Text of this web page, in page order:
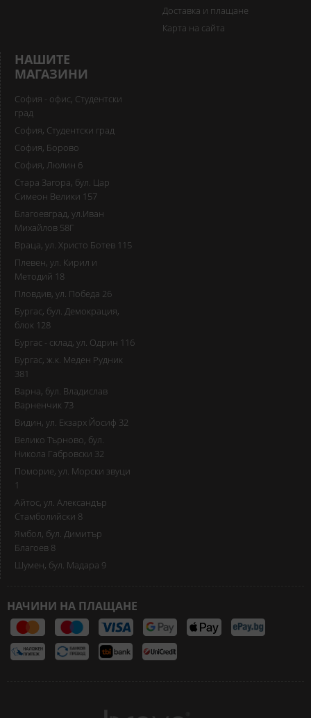
Доставка и плащане
Карта на сайта
НАШИТЕ
МАГАЗИНИ
София - офис, Студентски
град
София, Студентски град
София, Борово
София, Люлин 6
Стара Загора, бул. Цар
Симеон Велики 157
Благоевград, ул.Иван
Михайлов 58Г
Враца, ул. Христо Ботев 115
Плевен, ул. Кирил и
Методий 18
Пловдив, ул. Победа 26
Бургас, бул. Демокрация,
блок 128
Бургас - склад, ул. Одрин 116
Бургас, ж.к. Меден Рудник
381
Варна, бул. Владислав
Варненчик 73
Видин, ул. Екзарх Йосиф 32
Велико Търново, бул.
Никола Габровски 32
Поморие, ул. Морски звуци
1
Айтос, ул. Александър
Стамболийски 8
Ямбол, бул. Димитър
Благоев 8
Шумен, бул. Мадара 9
НАЧИНИ НА ПЛАЩАНЕ